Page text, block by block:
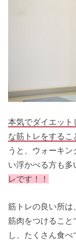
本気でダイエッ
な筋トレをするこ
うと、ウォーキ
い浮かべる方も
レです！！
筋トレの良い所は
筋肉をつけるこ
し、たくさん食